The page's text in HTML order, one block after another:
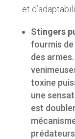
et
Stingers
fourmis
des
toxine
une
est